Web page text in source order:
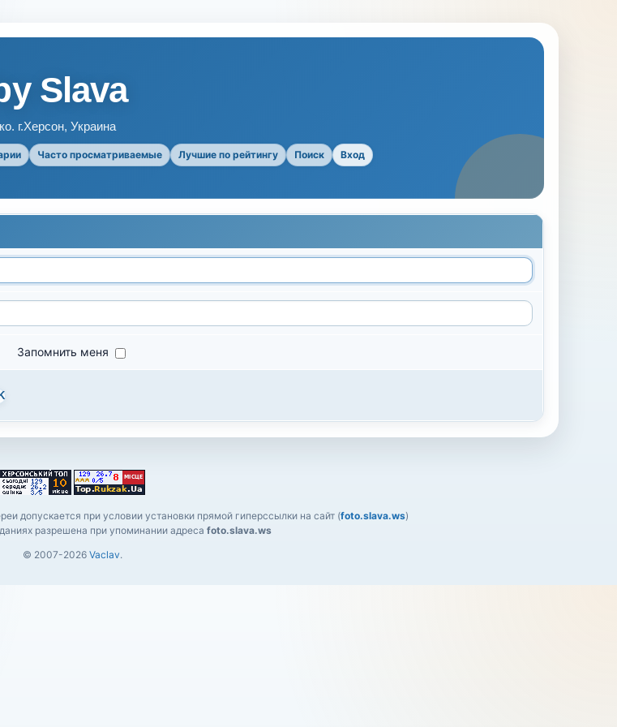
Slava
г.Херсон, Украина
Часто просматриваемые Лучшие по рейтингу Поиск Вход
Запомнить меня
допускается при условии установки прямой гиперссылки на сайт (foto.slava.ws)
разрешена при упоминании адреса foto.slava.ws
© 2007-2026 Vaclav.